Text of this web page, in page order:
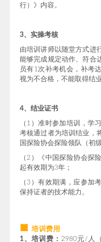
行）》内容。
3、实操考核
由培训讲师以随堂方式进
能够完成规定动作、符合
员有1次补考机会，补考
视为不合格，不能取得结
4、结业证书
（1）准时参加培训，学
考核通过者为培训结业，
国探险协会探险领队（初
（2）《中国探险协会探
起有效期为3年；
（3）有效期满，应参加
保持证者的技术能力。
■培训费用
1、培训费： 2980元/人